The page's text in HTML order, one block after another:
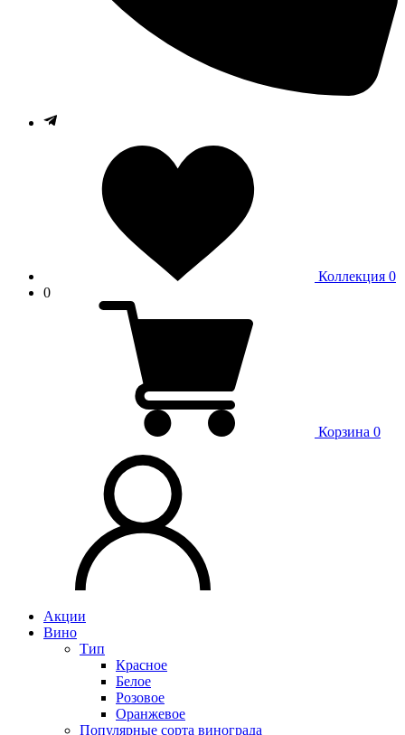
Коллекция 0
0
Корзина 0
Акции
Вино
Тип
Красное
Белое
Розовое
Оранжевое
Популярные сорта винограда